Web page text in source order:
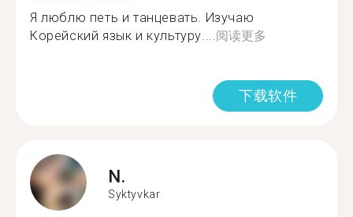
Я люблю петь и танцевать. Изучаю
Корейский язык и культуру.... 阅读更多
下载软件
N.
Syktyvkar